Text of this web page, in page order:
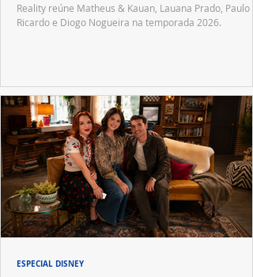
Reality reúne Matheus & Kauan, Lauana Prado, Paulo
Ricardo e Diogo Nogueira na temporada 2026.
ESPECIAL DISNEY